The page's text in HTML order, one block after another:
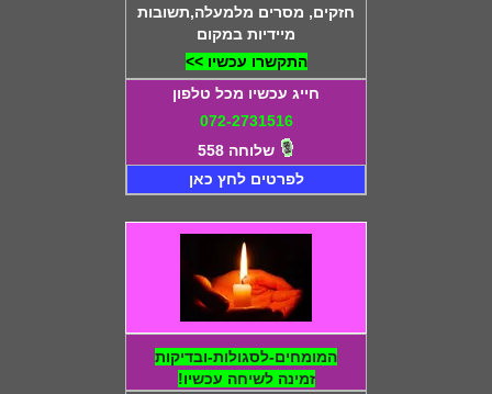
חזקים, מסרים מלמעלה,תשובות
מיידיות במקום
התקשרו עכשיו >>
חייג עכשיו מכל טלפון
072-2731516
שלוחה 558
לפרטים לחץ כאן
המומחים-לסגולות-ובדיקות
זמינה לשיחה עכשיו!